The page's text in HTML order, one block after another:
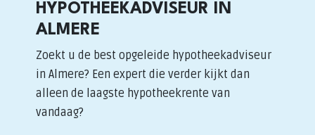
HYPOTHEEKADVISEUR IN
ALMERE
Zoekt u de best opgeleide hypotheekadviseur
in Almere? Een expert die verder kijkt dan
alleen de laagste hypotheekrente van
vandaag?